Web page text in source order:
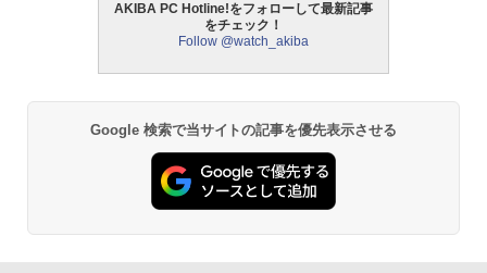
AKIBA PC Hotline!をフォローして最新記事
をチェック！
Follow @watch_akiba
Google 検索で当サイトの記事を優先表示させる